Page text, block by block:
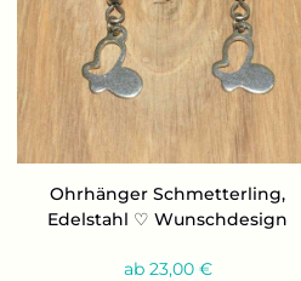
Ohr­hän­ger Schmet­ter­ling,
Edel­stahl ♡ Wunsch­de­sign
ab 23,00 €